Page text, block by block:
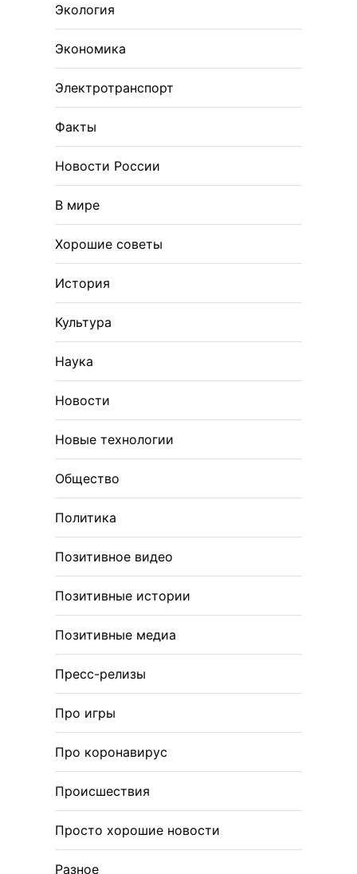
Экология
Экономика
Электротранспорт
Факты
Новости России
В мире
Хорошие советы
История
Культура
Наука
Новости
Новые технологии
Общество
Политика
Позитивное видео
Позитивные истории
Позитивные медиа
Пресс-релизы
Про игры
Про коронавирус
Происшествия
Просто хорошие новости
Разное